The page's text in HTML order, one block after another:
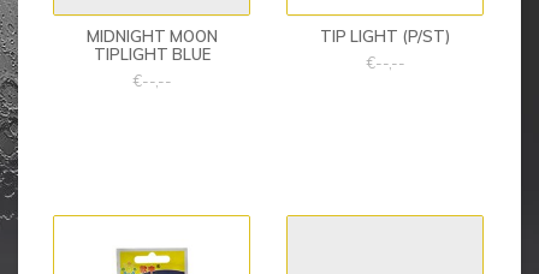
MIDNIGHT MOON
TIPLIGHT BLUE
€--,--
TIP LIGHT (P/ST)
€--,--